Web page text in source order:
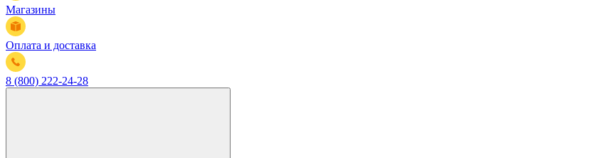
Магазины
Оплата и доставка
8 (800) 222-24-28